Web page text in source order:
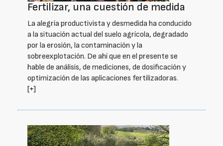
Fertilizar, una cuestión de medida
La alegría productivista y desmedida ha conducido
a la situación actual del suelo agrícola, degradado
por la erosión, la contaminación y la
sobreexplotación. De ahí que en el presente se
hable de análisis, de mediciones, de dosificación y
optimización de las aplicaciones fertilizadoras.
[+]